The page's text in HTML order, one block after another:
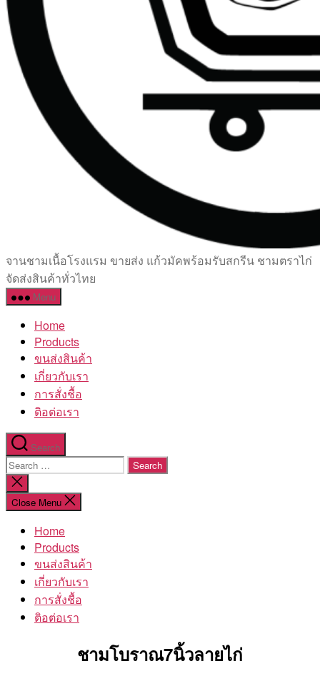
เซรามิค
ครบ
ครัน
โรงงาน
จานชามเนื้อโรงแรม ขายส่ง แก้วมัคพร้อมรับสกรีน ชามตราไก่
จัดส่งสินค้าทั่วไทย
Menu
Home
Products
ขนส่งสินค้า
เกี่ยวกับเรา
การสั่งชื้อ
ติอต่อเรา
Search
Search
for:
Close
search
Close Menu
Home
Products
ขนส่งสินค้า
เกี่ยวกับเรา
การสั่งชื้อ
ติอต่อเรา
ชามโบราณ7นิ้วลายไก่